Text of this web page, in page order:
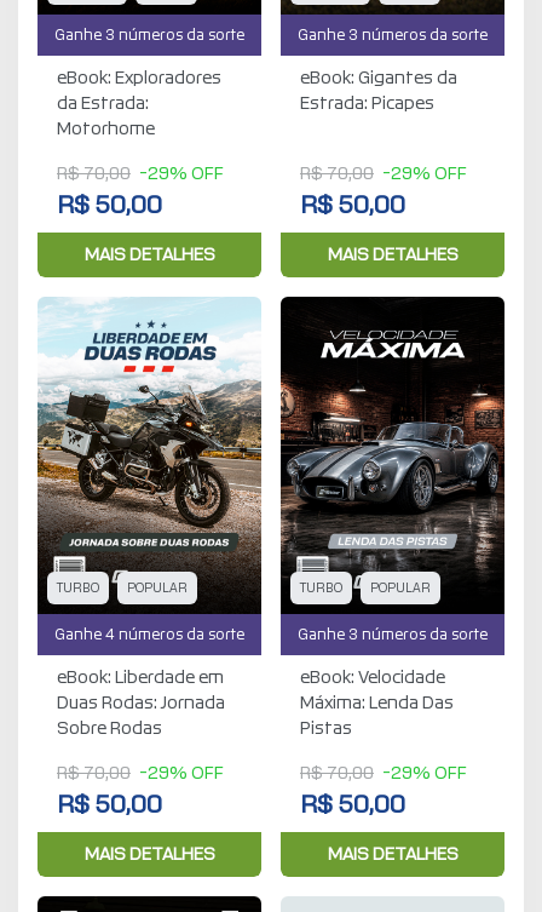
Ganhe 3 números da sorte
eBook: Exploradores
da Estrada:
Motorhome
R$ 70,00 -29% OFF
R$ 50,00
MAIS DETALHES
Ganhe 3 números da sorte
eBook: Gigantes da
Estrada: Picapes
R$ 70,00 -29% OFF
R$ 50,00
MAIS DETALHES
TURBO POPULAR
Ganhe 4 números da sorte
eBook: Liberdade em
Duas Rodas: Jornada
Sobre Rodas
R$ 70,00 -29% OFF
R$ 50,00
MAIS DETALHES
TURBO POPULAR
Ganhe 3 números da sorte
eBook: Velocidade
Máxima: Lenda Das
Pistas
R$ 70,00 -29% OFF
R$ 50,00
MAIS DETALHES